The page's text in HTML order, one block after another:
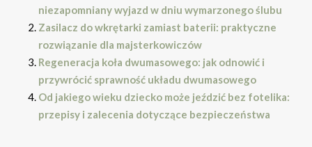
niezapomniany wyjazd w dniu wymarzonego ślubu
Zasilacz do wkrętarki zamiast baterii: praktyczne
rozwiązanie dla majsterkowiczów
Regeneracja koła dwumasowego: jak odnowić i
przywrócić sprawność układu dwumasowego
Od jakiego wieku dziecko może jeździć bez fotelika:
przepisy i zalecenia dotyczące bezpieczeństwa